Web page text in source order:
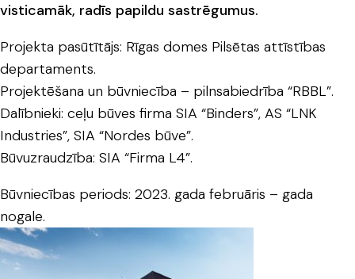
visticamāk, radīs papildu sastrēgumus.
Projekta pasūtītājs: Rīgas domes Pilsētas attīstības
departaments.
Projektēšana un būvniecība – pilnsabiedrība “RBBL”.
Dalībnieki: ceļu būves firma SIA “Binders”, AS “LNK
Industries”, SIA “Nordes būve”.
Būvuzraudzība: SIA “Firma L4”.
Būvniecības periods: 2023. gada februāris – gada
nogale.